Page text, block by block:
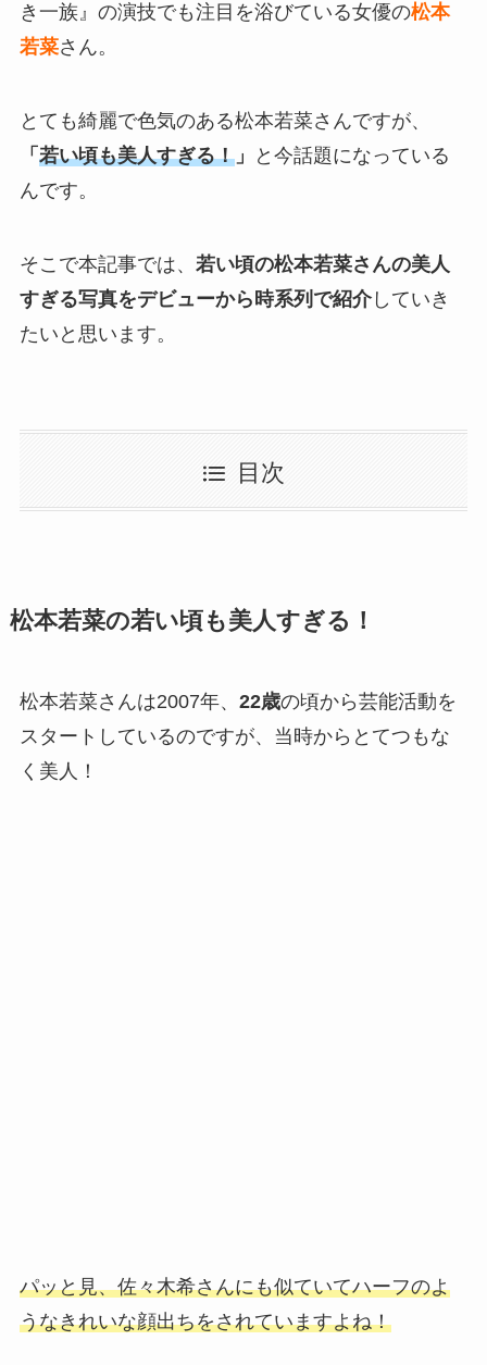
き一族』の演技でも注目を浴びている女優の松本
若菜さん。
とても綺麗で色気のある松本若菜さんですが、
「 若い頃も美人すぎる！」
と今話題になっている
んです。
そこで本記事では、 若い頃の松本若菜さんの美人
すぎる写真をデビューから時系列で紹介していき
たいと思います。
目次
松本若菜の若い頃も美人すぎる！
松本若菜さんは2007年、 22歳の頃から芸能活動を
スタートしているのですが、当時からとてつもな
く美人！
パッと見、佐々木希さんにも似ていてハーフのよ
うなきれいな顔出ちをされていますよね！